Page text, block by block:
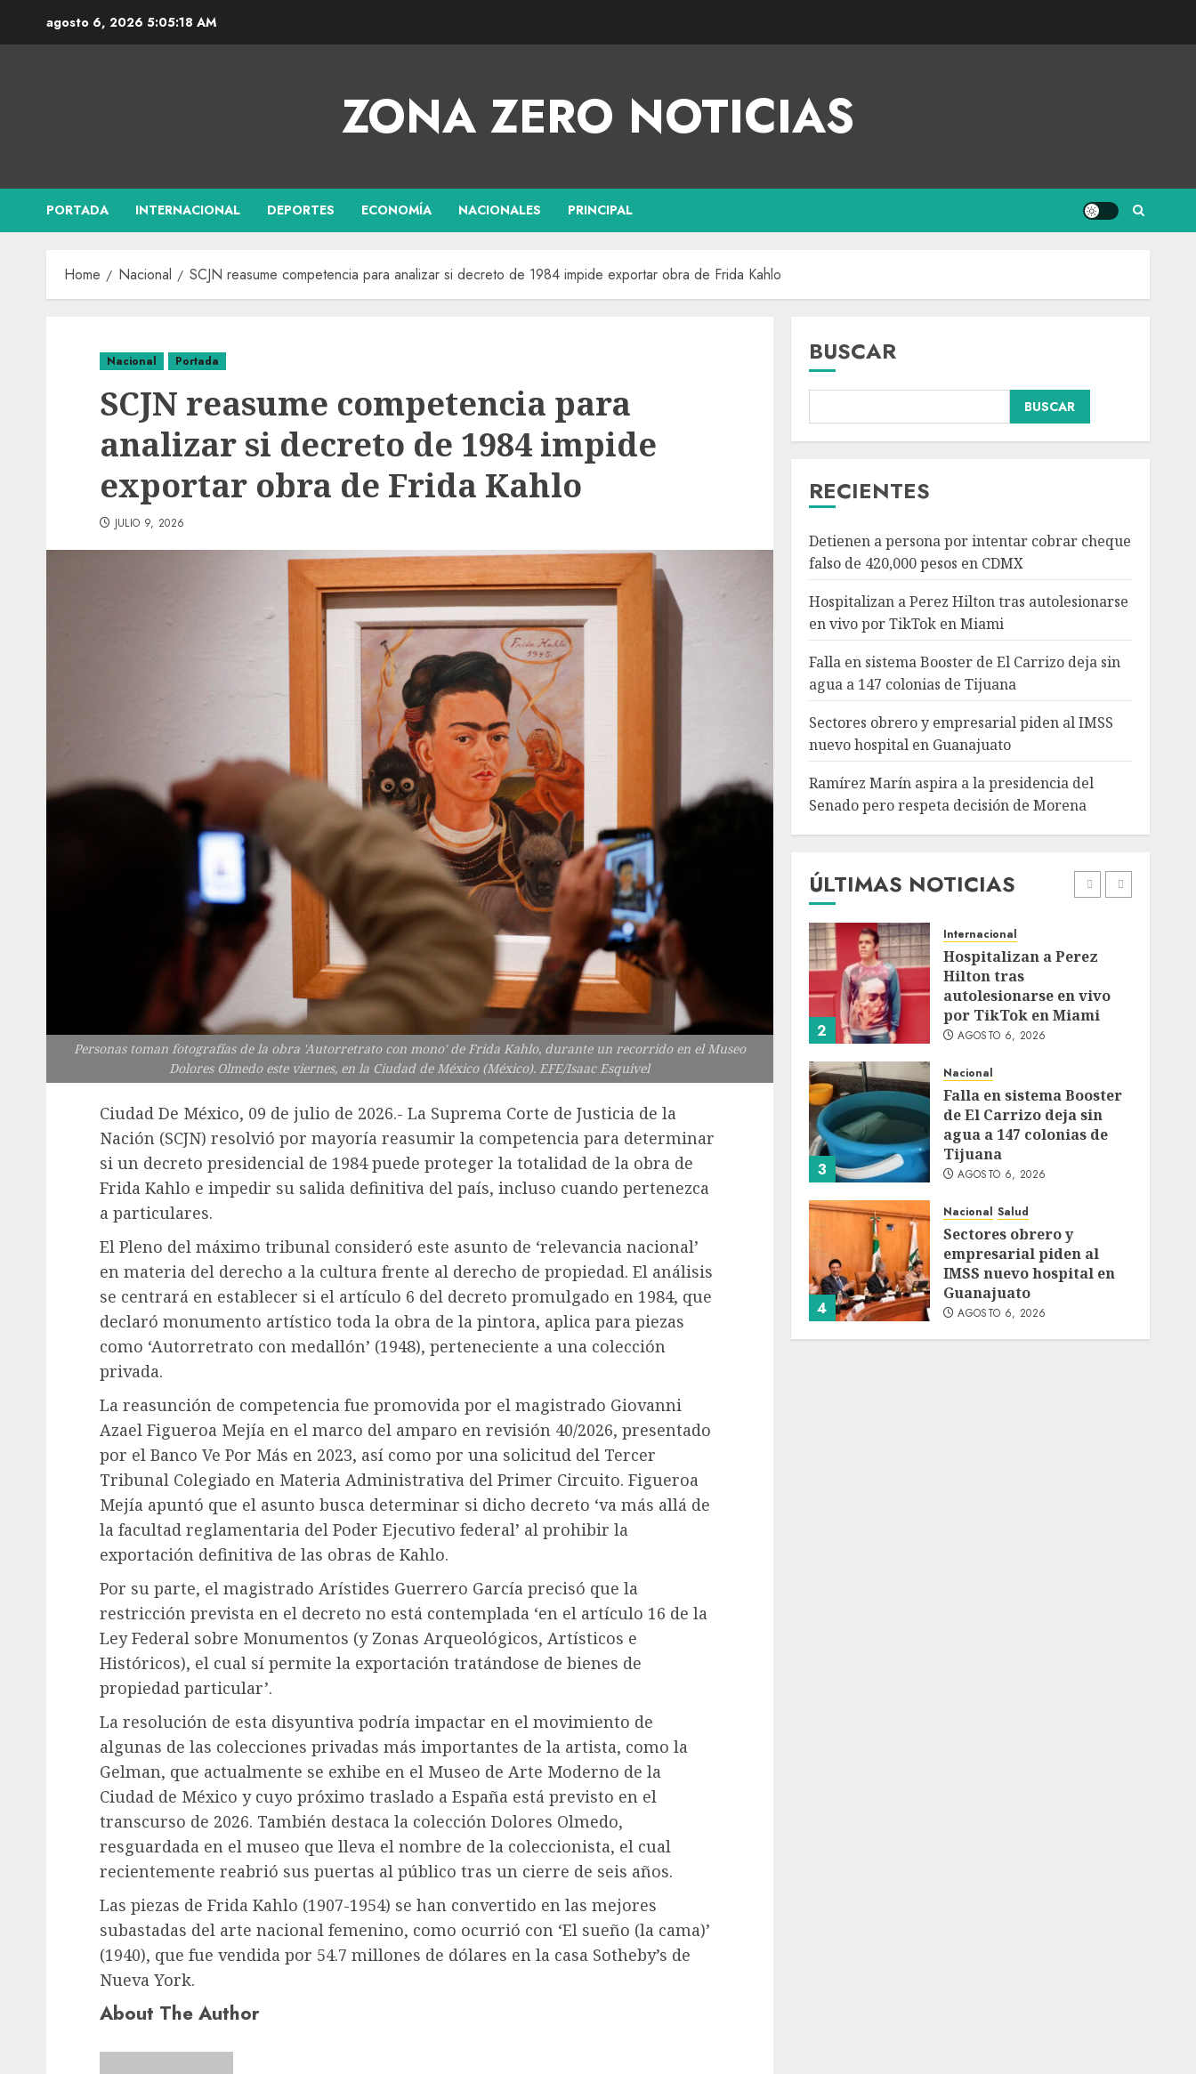
agosto 6, 2026 5:05:19 AM
ZONA ZERO NOTICIAS
PORTADA INTERNACIONAL DEPORTES ECONOMÍA NACIONALES PRINCIPAL
Home Nacional SCJN reasume competencia para analizar si decreto de 1984 impide exportar obra de Frida Kahlo
Nacional Portada
SCJN reasume competencia para
analizar si decreto de 1984 impide
exportar obra de Frida Kahlo
JULIO 9, 2026
Personas toman fotografías de la obra 'Autorretrato con mono' de Frida Kahlo, durante un recorrido en el Museo
Dolores Olmedo este viernes, en la Ciudad de México (México). EFE/Isaac Esquivel
Ciudad De México, 09 de julio de 2026.- La Suprema Corte de Justicia de la
Nación (SCJN) resolvió por mayoría reasumir la competencia para determinar
si un decreto presidencial de 1984 puede proteger la totalidad de la obra de
Frida Kahlo e impedir su salida definitiva del país, incluso cuando pertenezca
a particulares.
El Pleno del máximo tribunal consideró este asunto de ‘relevancia nacional’
en materia del derecho a la cultura frente al derecho de propiedad. El análisis
se centrará en establecer si el artículo 6 del decreto promulgado en 1984, que
declaró monumento artístico toda la obra de la pintora, aplica para piezas
como ‘Autorretrato con medallón’ (1948), perteneciente a una colección
privada.
La reasunción de competencia fue promovida por el magistrado Giovanni
Azael Figueroa Mejía en el marco del amparo en revisión 40/2026, presentado
por el Banco Ve Por Más en 2023, así como por una solicitud del Tercer
Tribunal Colegiado en Materia Administrativa del Primer Circuito. Figueroa
Mejía apuntó que el asunto busca determinar si dicho decreto ‘va más allá de
la facultad reglamentaria del Poder Ejecutivo federal’ al prohibir la
exportación definitiva de las obras de Kahlo.
Por su parte, el magistrado Arístides Guerrero García precisó que la
restricción prevista en el decreto no está contemplada ‘en el artículo 16 de la
Ley Federal sobre Monumentos (y Zonas Arqueológicos, Artísticos e
Históricos), el cual sí permite la exportación tratándose de bienes de
propiedad particular’.
La resolución de esta disyuntiva podría impactar en el movimiento de
algunas de las colecciones privadas más importantes de la artista, como la
Gelman, que actualmente se exhibe en el Museo de Arte Moderno de la
Ciudad de México y cuyo próximo traslado a España está previsto en el
transcurso de 2026. También destaca la colección Dolores Olmedo,
resguardada en el museo que lleva el nombre de la coleccionista, el cual
recientemente reabrió sus puertas al público tras un cierre de seis años.
Las piezas de Frida Kahlo (1907-1954) se han convertido en las mejores
subastadas del arte nacional femenino, como ocurrió con ‘El sueño (la cama)’
(1940), que fue vendida por 54.7 millones de dólares en la casa Sotheby’s de
Nueva York.
About The Author
BUSCAR
BUSCAR
RECIENTES
Detienen a persona por intentar cobrar cheque
falso de 420,000 pesos en CDMX
Hospitalizan a Perez Hilton tras autolesionarse
en vivo por TikTok en Miami
Falla en sistema Booster de El Carrizo deja sin
agua a 147 colonias de Tijuana
Sectores obrero y empresarial piden al IMSS
nuevo hospital en Guanajuato
Ramírez Marín aspira a la presidencia del
Senado pero respeta decisión de Morena
ÚLTIMAS NOTICIAS
Falla en sistema Booster
de El Carrizo deja sin
agua a 147 colonias de
Sectores obrero y
empresarial piden al
IMSS nuevo hospital en
Guanajuato
AGOSTO 6, 2026
5
Nacional
Ramírez Marín aspira a
la presidencia del
Senado pero respeta
decisión de Morena
AGOSTO 6, 2026
1
Nacional
intentar cobrar cheque
CDMX
AGOSTO 6, 2026
2
Internacional
Hospitalizan a Perez
Hilton tras
autolesionarse en vivo
por TikTok en Miami
AGOSTO 6, 2026
3
Nacional
Falla en sistema Booster
de El Carrizo deja sin
agua a 147 colonias de
Tijuana
AGOSTO 6, 2026
4
Nacional Salud
Sectores obrero y
empresarial piden al
IMSS nuevo hospital en
Guanajuato
AGOSTO 6, 2026